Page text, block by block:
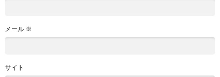
メール ※
サイト